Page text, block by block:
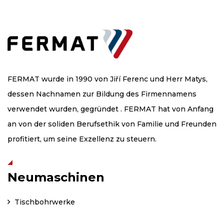
FERMAT wurde in 1990 von Jiří Ferenc und Herr Matys,
dessen Nachnamen zur Bildung des Firmennamens
verwendet wurden, gegründet . FERMAT hat von Anfang
an von der soliden Berufsethik von Familie und Freunden
profitiert, um seine Exzellenz zu steuern.
Neumaschinen
Tischbohrwerke